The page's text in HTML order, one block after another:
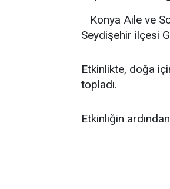
Konya Aile ve
Seydişehir ilçesi
Etkinlikte, doğa
topladı.
Etkinliğin